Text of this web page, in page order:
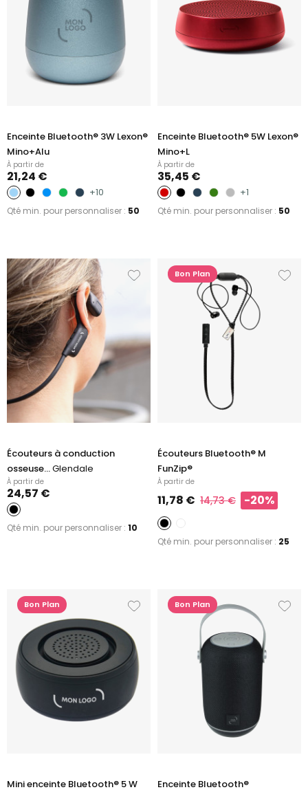
Enceinte Bluetooth® 3W Lexon®
Mino+Alu
À partir de
21,24 €
+10
Qté min. pour personnaliser : 50
Enceinte Bluetooth® 5W Lexon®
Mino+L
À partir de
35,45 €
+1
Qté min. pour personnaliser : 50
Écouteurs à conduction
osseuse...Glendale
À partir de
24,57 €
Qté min. pour personnaliser : 10
Écouteurs Bluetooth® M
FunZip®
À partir de
11,78 € 14,73 € -20%
Bon Plan
Qté min. pour personnaliser : 25
Mini enceinte Bluetooth® 5 W
Bon Plan
Enceinte Bluetooth®
Bon Plan